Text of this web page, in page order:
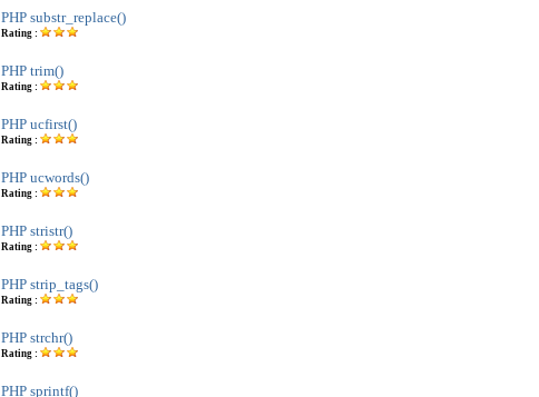
PHP substr_replace()
Rating :
PHP trim()
Rating :
PHP ucfirst()
Rating :
PHP ucwords()
Rating :
PHP stristr()
Rating :
PHP strip_tags()
Rating :
PHP strchr()
Rating :
PHP sprintf()